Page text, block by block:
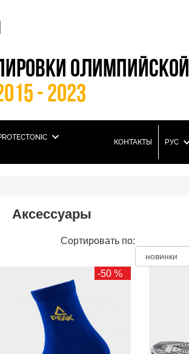
ОЛИМПИЙСКОЙ
- 2023
КОНТАКТЫ РУС
Аксессуары
Сортировать по:
-50 %